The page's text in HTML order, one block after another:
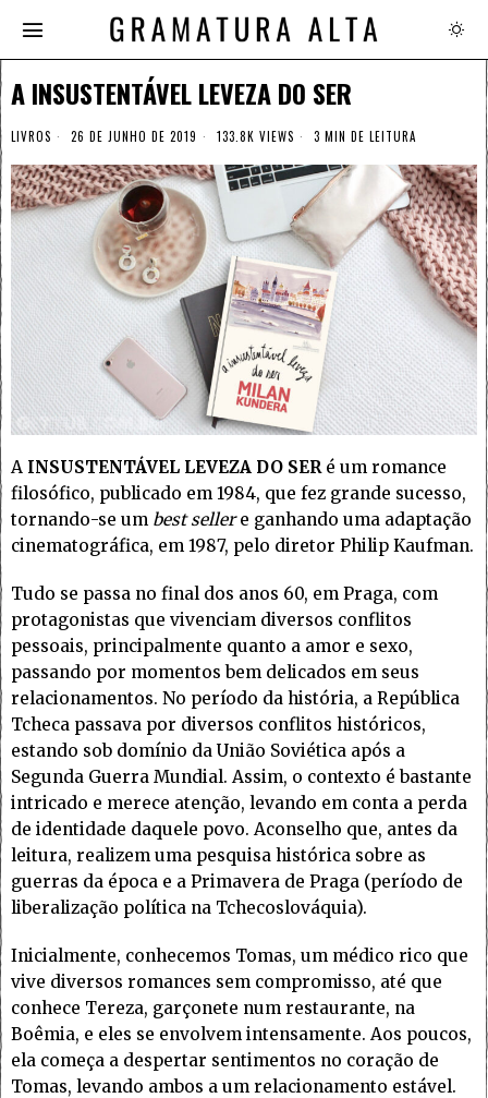
A INSUSTENTÁVEL LEVEZA DO SER
LIVROS 26 DE JUNHO DE 2019 133.8K VIEWS 3 MIN DE LEITURA
A INSUSTENTÁVEL LEVEZA DO SERé um romance
filosófico, publicado em 1984, que fez grande sucesso,
tornando-se um best sellere ganhando uma adaptação
cinematográfica, em 1987, pelo diretor Philip Kaufman.
Tudo se passa no final dos anos 60, em Praga, com
protagonistas que vivenciam diversos conflitos
pessoais, principalmente quanto a amor e sexo,
passando por momentos bem delicados em seus
relacionamentos. No período da história, a República
Tcheca passava por diversos conflitos históricos,
estando sob domínio da União Soviética após a
Segunda Guerra Mundial. Assim, o contexto é bastante
intricado e merece atenção, levando em conta a perda
de identidade daquele povo. Aconselho que, antes da
leitura, realizem uma pesquisa histórica sobre as
guerras da época e a Primavera de Praga (período de
liberalização política na Tchecoslováquia).
Inicialmente, conhecemos Tomas, um médico rico que
vive diversos romances sem compromisso, até que
conhece Tereza, garçonete num restaurante, na
Boêmia, e eles se envolvem intensamente. Aos poucos,
ela começa a despertar sentimentos no coração de
Tomas, levando ambos a um relacionamento estável.